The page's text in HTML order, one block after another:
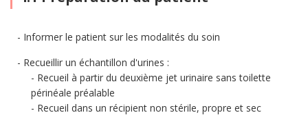
Informer le patient sur les modalités du soin
Recueillir un échantillon d'urines :
Recueil à partir du deuxième jet urinaire sans toilette
périnéale préalable
Recueil dans un récipient non stérile, propre et sec